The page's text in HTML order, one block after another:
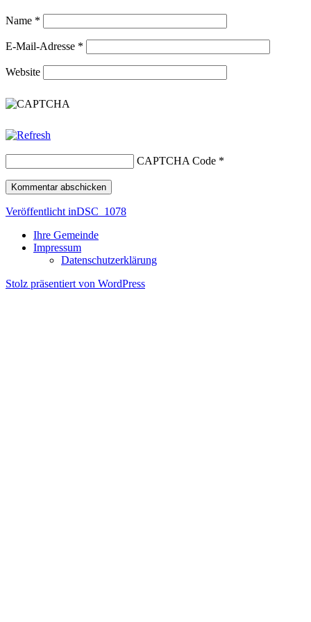
Name *
E-Mail-Adresse *
Website
CAPTCHA Code *
Beitragsnavigation
Veröffentlicht inDSC_1078
Ihre Gemeinde
Impressum
Datenschutzerklärung
Stolz präsentiert von WordPress